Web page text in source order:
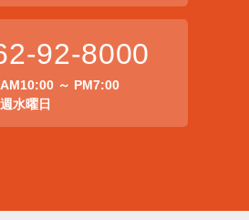
92-8000
～ PM7:00
水曜日